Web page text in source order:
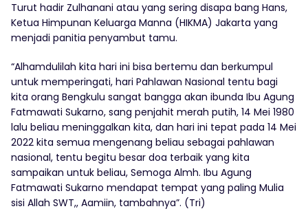
Turut hadir Zulhanani atau yang sering disapa bang Hans,
Ketua Himpunan Keluarga Manna (HIKMA) Jakarta yang
menjadi panitia penyambut tamu.
“Alhamdulilah kita hari ini bisa bertemu dan berkumpul
untuk memperingati, hari Pahlawan Nasional tentu bagi
kita orang Bengkulu sangat bangga akan ibunda Ibu Agung
Fatmawati Sukarno, sang penjahit merah putih, 14 Mei 1980
lalu beliau meninggalkan kita, dan hari ini tepat pada 14 Mei
2022 kita semua mengenang beliau sebagai pahlawan
nasional, tentu begitu besar doa terbaik yang kita
sampaikan untuk beliau, Semoga Almh. Ibu Agung
Fatmawati Sukarno mendapat tempat yang paling Mulia
sisi Allah SWT,, Aamiin, tambahnya”. (Tri)